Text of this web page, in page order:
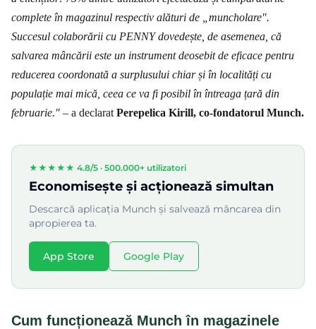
complete în magazinul respectiv alături de „muncholare".
Succesul colaborării cu PENNY dovedește, de asemenea, că
salvarea mâncării este un instrument deosebit de eficace pentru
reducerea coordonată a surplusului chiar și în localități cu
populație mai mică, ceea ce va fi posibil în întreaga țară din
februarie." – a declarat Perepelica Kirill, co-fondatorul Munch.
★★★★★ 4.8/5 · 500.000+ utilizatori
Economisește și acționează simultan
Descarcă aplicația Munch și salvează mâncarea din
apropierea ta.
App Store Google Play
Cum funcționează Munch în magazinele